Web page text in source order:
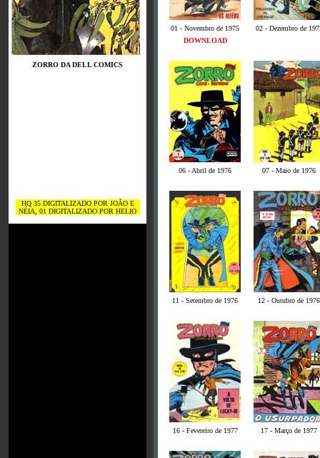
ZORRO DA DELL COMICS
HQ 35 DIGITALIZADO POR JOÃO E
NÉIA, 01 DIGITALIZADO POR HELIO
01 - Novembro de 1975
02 - Dezembro de
DOWNLOAD
06 - Abril de 1976 07 - Maio de 1976
11 - Setembro de 1976 12 - Outubro de 1976
16 - Fevereiro de 1977 17 - Março de 1977